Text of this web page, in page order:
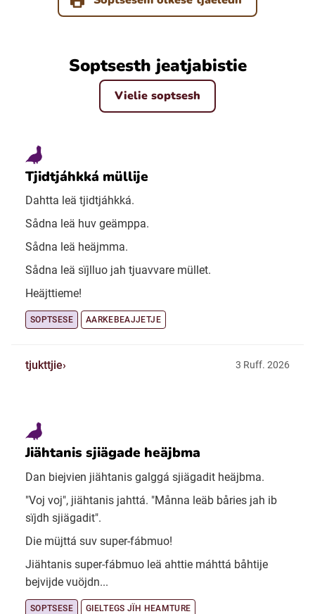
Soptsesth jeatjabistie
Vielie soptsesh
Tjidtjáhkká müllije
Dahtta leä tjidtjáhkká.
Sådna leä huv geämppa.
Sådna leä heäjmma.
Sådna leä sïjlluo jah tjuavvare müllet.
Heäjttieme!
SOPTSESE AARKEBEAJJETJE
tjukttjie 3 Ruff. 2026
Jiähtanis sjiägade heäjbma
Dan biejvien jiähtanis galggá sjiägadit heäjbma.
"Voj voj", jiähtanis jahttá. "Månna leäb båries jah ib
sïjdh sjiägadit".
Die müjttá suv super-fábmuo!
Jiähtanis super-fábmuo leä ahttie máhttá båhtije
bejvijde vuöjdn...
SOPTSESE GIELTEGS JÏH HEAMTURE